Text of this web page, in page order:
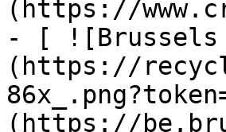
(https://
- [ ![Brussels
(https://
(https://